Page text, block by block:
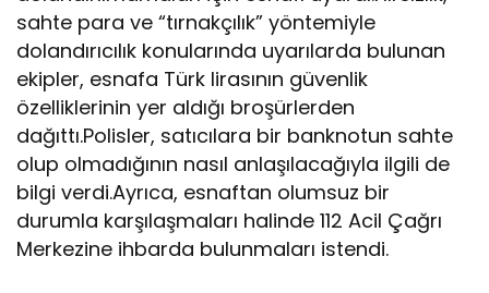
sahte para ve “tırnakçılık” yöntemiyle
dolandırıcılık konularında uyarılarda bulunan
ekipler, esnafa Türk lirasının güvenlik
özelliklerinin yer aldığı broşürlerden
dağıttı.Polisler, satıcılara bir banknotun sahte
olup olmadığının nasıl anlaşılacağıyla ilgili de
bilgi verdi.Ayrıca, esnaftan olumsuz bir
durumla karşılaşmaları halinde 112 Acil Çağrı
Merkezine ihbarda bulunmaları istendi.